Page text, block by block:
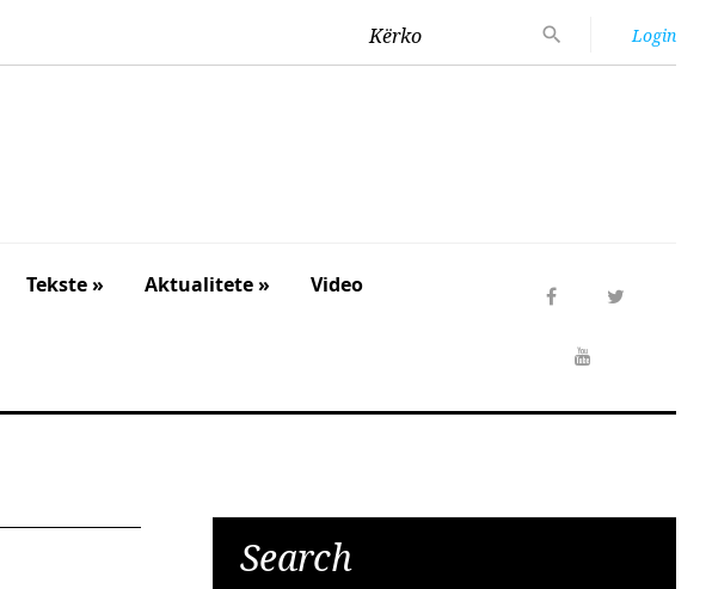
Kërko Login
Tekste » Aktualitete » Video
Search